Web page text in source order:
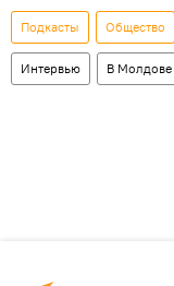
Подкасты Общество
Интервью В Молдове